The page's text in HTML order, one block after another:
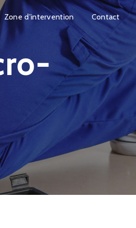
Zone d'intervention Contact